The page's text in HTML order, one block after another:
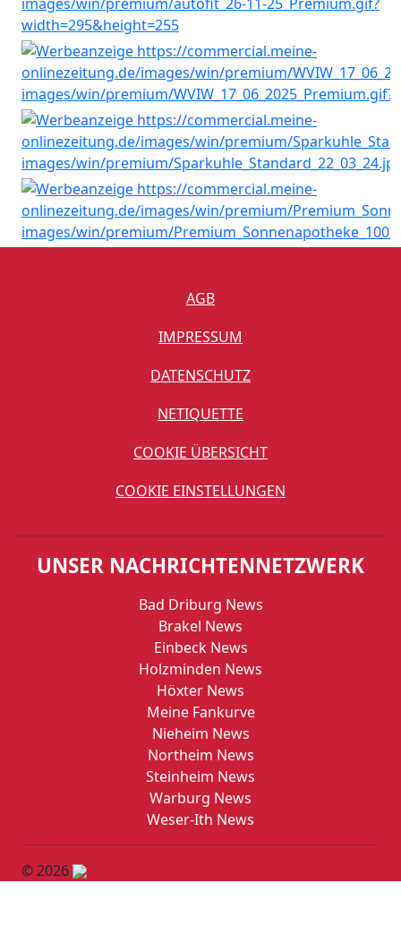
AGB
IMPRESSUM
DATENSCHUTZ
NETIQUETTE
COOKIE ÜBERSICHT
COOKIE EINSTELLUNGEN
UNSER NACHRICHTENNETZWERK
Bad Driburg News
Brakel News
Einbeck News
Holzminden News
Höxter News
Meine Fankurve
Nieheim News
Northeim News
Steinheim News
Warburg News
Weser-Ith News
© 2026